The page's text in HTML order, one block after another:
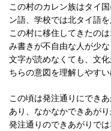
この村のカレン族はタイ
ン語、学校では北タイ語を
この村に移住してきたの
み書きが不自由な人が少な
文字が読めなくても、文
ちらの意図を理解しやすい
この頃は発注通りにでき
あり、なかなかできあが
発注通りのできあがりで